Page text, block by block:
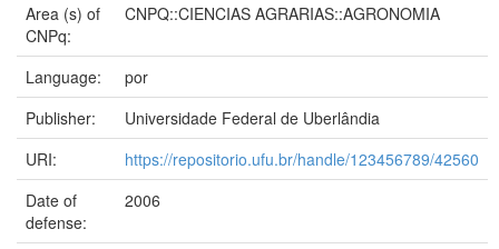
Area (s) of
CNPq:
CNPQ::CIENCIAS AGRARIAS::AGRONOMIA
Language:
por
Publisher:
Universidade Federal de Uberlândia
URI:
https://repositorio.ufu.br/handle/123456789/42560
Date of
defense:
2006